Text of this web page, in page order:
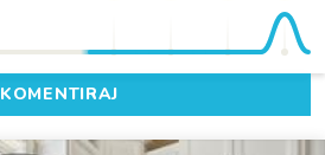
KOMENTIRAJ